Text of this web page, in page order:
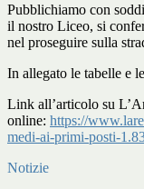
Pubblichiamo con
il nostro Liceo, si
nel proseguire sulla
In allegato le tabelle e
Link all’articolo su
online: https://
medi-ai-primi-posti-
Notizie